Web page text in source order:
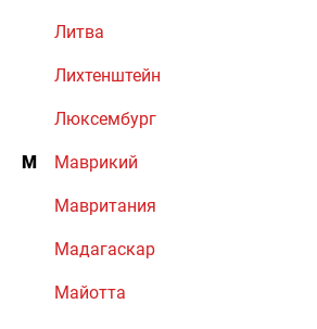
Литва
Лихтенштейн
Люксембург
М Маврикий
Мавритания
Мадагаскар
Майотта